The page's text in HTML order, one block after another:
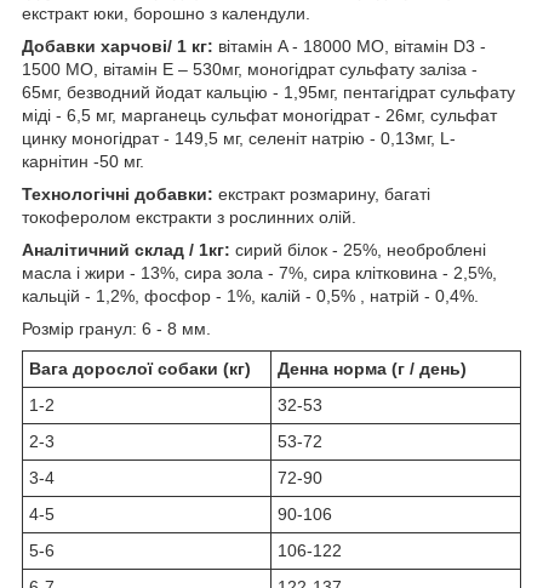
екстракт юки, борошно з календули.
Добавки харчові/ 1 кг: вітамін A - 18000 MО, вітамін D3 -
1500 MО, вітамін E – 530мг, моногідрат сульфату заліза -
65мг, безводний йодат кальцію - 1,95мг, пентагідрат сульфату
міді - 6,5 мг, марганець сульфат моногідрат - 26мг, сульфат
цинку моногідрат - 149,5 мг, селеніт натрію - 0,13мг, L-
карнітин -50 мг.
Технологічні добавки: екстракт розмарину, багаті
токоферолом екстракти з рослинних олій.
Aнaлітичний склад / 1кг: сирий білок - 25%, необроблені
масла і жири - 13%, сира зола - 7%, сира клітковина - 2,5%,
кальцій - 1,2%, фосфор - 1%, калій - 0,5% , натрій - 0,4%.
Розмір гранул: 6 - 8 мм.
Вага дорослої собаки (кг)
Денна норма (г / день)
1-2
32-53
2-3
53-72
3-4
72-90
4-5
90-106
5-6
106-122